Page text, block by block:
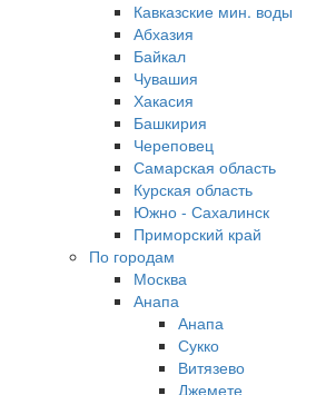
Кавказские мин. воды
Абхазия
Байкал
Чувашия
Хакасия
Башкирия
Череповец
Самарская область
Курская область
Южно - Сахалинск
Приморский край
По городам
Москва
Анапа
Анапа
Сукко
Витязево
Джемете